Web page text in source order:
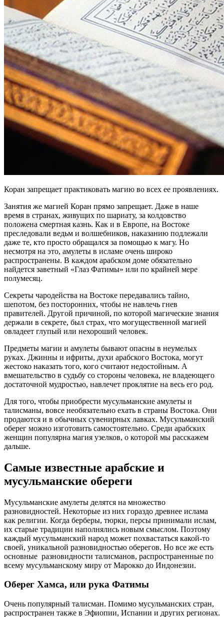
Коран запрещает практиковать магию во всех ее проявлениях.
Занятия же магией Коран прямо запрещает. Даже в наше
время в странах, живущих по шариату, за колдовство
положена смертная казнь. Как и в Европе, на Востоке
преследовали ведьм и волшебников, наказанию подлежали
даже те, кто просто обращался за помощью к магу. Но
несмотря на это, амулеты в исламе очень широко
распространены. В каждом арабском доме обязательно
найдется заветный «Глаз Фатимы» или по крайней мере
полумесяц.
Секреты чародейства на Востоке передавались тайно,
шепотом, без посторонних, чтобы не навлечь гнев
правителей. Другой причиной, по которой магические знания
держали в секрете, был страх, что могущественной магией
овладеет глупый или нехороший человек.
Предметы магии и амулеты бывают опасны в неумелых
руках. Джинны и ифриты, духи арабского Востока, могут
жестоко наказать того, кого считают недостойным. А
вмешательство в судьбу со стороны человека, не владеющего
достаточной мудростью, навлечет проклятие на весь его род.
Для того, чтобы приобрести мусульманские амулеты и
талисманы, вовсе необязательно ехать в страны Востока. Они
продаются и в обычных сувенирных лавках. Мусульманский
оберег можно изготовить самостоятельно. Среди арабских
женщин популярна магия узелков, о которой мы расскажем
дальше.
Самые известные арабские и
мусульманские обереги
Мусульманские амулеты делятся на множество
разновидностей. Некоторые из них гораздо древнее ислама
как религии. Когда берберы, тюрки, персы принимали ислам,
их старые традиции наполнялись новым смыслом. Поэтому
каждый мусульманский народ может похвастаться какой-то
своей, уникальной разновидностью оберегов. Но все же есть
основные разновидности талисманов, распространенные по
всему мусульманскому миру от Марокко до Индонезии.
Оберег Хамса, или рука Фатимы
Очень популярный талисман. Помимо мусульманских стран,
распространен также в Эфиопии, Испании и других регионах.